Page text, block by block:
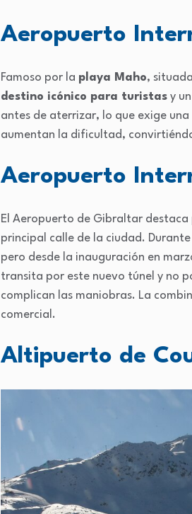
Aeropuerto
Famoso por la playa Maho,
destino icónico para turistas y
antes de aterrizar, lo que exige
aumentan la dificultad,
Aeropuerto
El Aeropuerto de Gibraltar destaca
principal calle de la ciudad.
pero desde la inauguración en
transita por este nuevo túnel y no
complican las maniobras. La
comercial.
Altipuerto de